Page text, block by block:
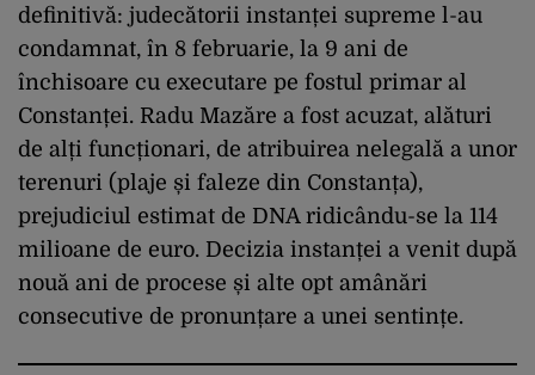
definitivă: judecătorii instanței supreme l-au
condamnat, în 8 februarie, la 9 ani de
închisoare cu executare pe fostul primar al
Constanței. Radu Mazăre a fost acuzat, alături
de alți funcționari, de atribuirea nelegală a unor
terenuri (plaje și faleze din Constanța),
prejudiciul estimat de DNA ridicându-se la 114
milioane de euro. Decizia instanței a venit după
nouă ani de procese și alte opt amânări
consecutive de pronunțare a unei sentințe.